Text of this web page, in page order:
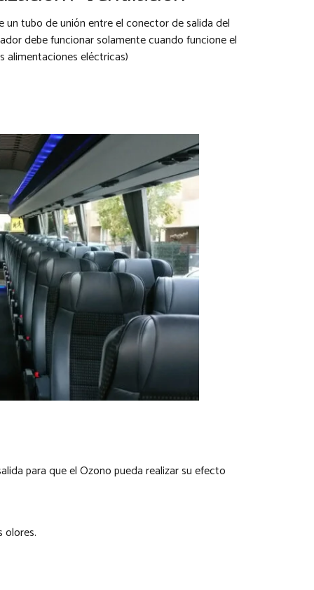
tubo de unión entre el conector de salida del
debe funcionar solamente cuando funcione el
alimentaciones eléctricas)
para que el Ozono pueda realizar su efecto
olores.